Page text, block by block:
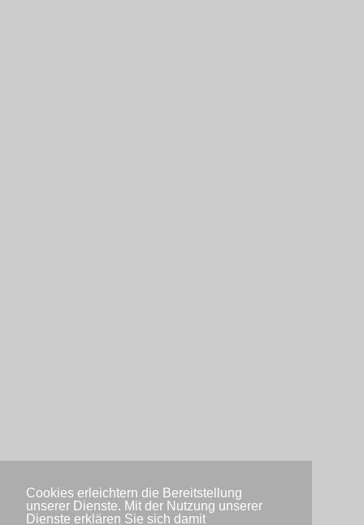
Cookies erleichtern die Bereitstellung
unserer Dienste. Mit der Nutzung unserer
Dienste erklären Sie sich damit